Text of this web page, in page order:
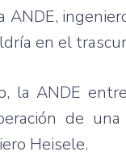
ANDE,
en el
la ANDE
de
Heisele.